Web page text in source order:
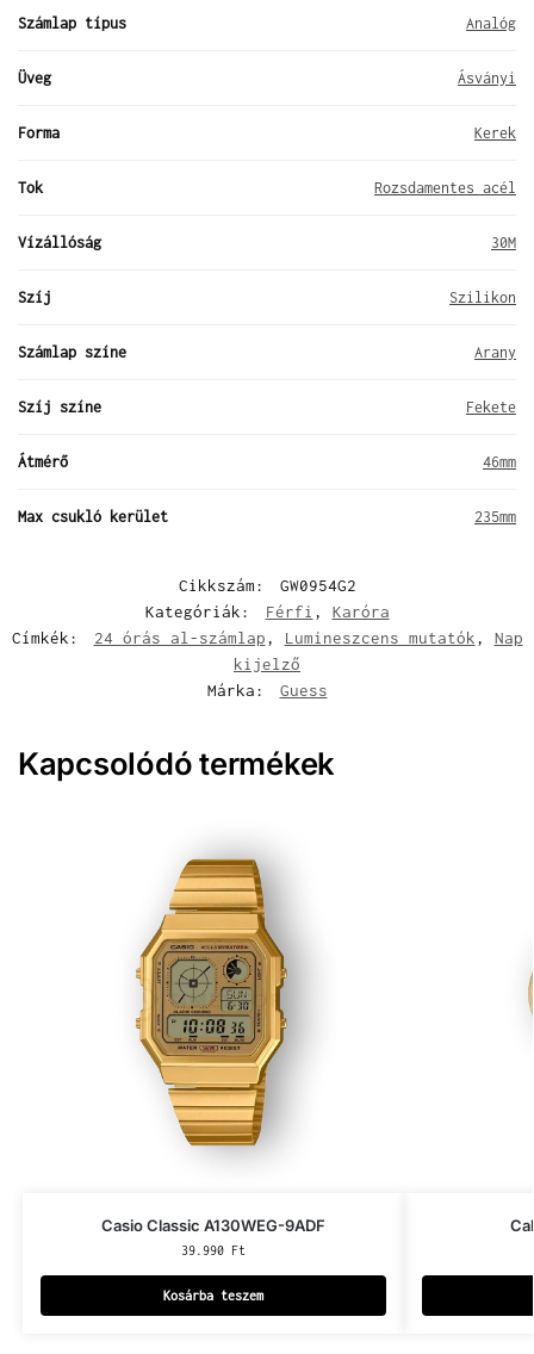
Számlap típus Analóg
Üveg Ásványi
Forma Kerek
Tok Rozsdamentes acél
Vízállóság 30M
Szíj Szilikon
Számlap színe Arany
Szíj színe Fekete
Átmérő 46mm
Max csukló kerület 235mm
Cikkszám:
GW0954G2
Kategóriák:
Férfi , Karóra
Címkék:
24 órás al-számlap, Lumineszcens mutatók, Nap
kijelző
Márka:
Guess
Kapcsolódó termékek
Casio Classic A130WEG-9ADF
39.990 Ft
Kosárba teszem